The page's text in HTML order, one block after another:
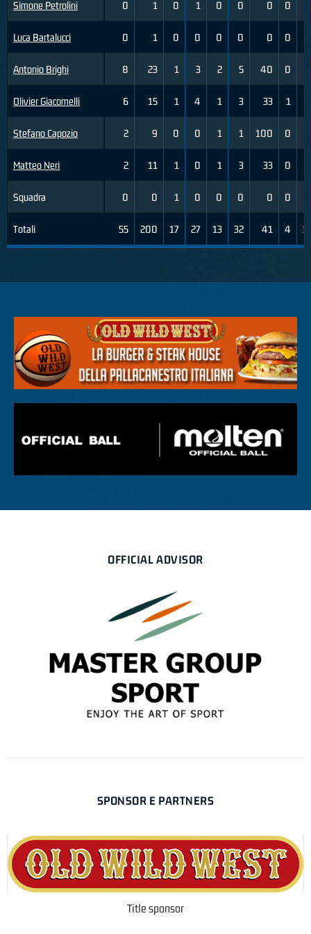
Simone Petrolini
Luca Bartalucci
Antonio Brighi
Olivier Giacomelli
Stefano Capozio
Matteo Neri
Squadra
Totali
0 1 0 1 0 0 0 0
0 1 0 0 0 0 0 0
8 23 1 3 2 5 40 0
6 15 1 4 1 3 33 1
2 9 0 0 1 1 100 0
2 11 1 0 1 3 33 0
0 0 1 0 0 0 0 0
55 200 17 27 13 32 41 4
OFFICIAL ADVISOR
SPONSOR E PARTNERS
Title sponsor